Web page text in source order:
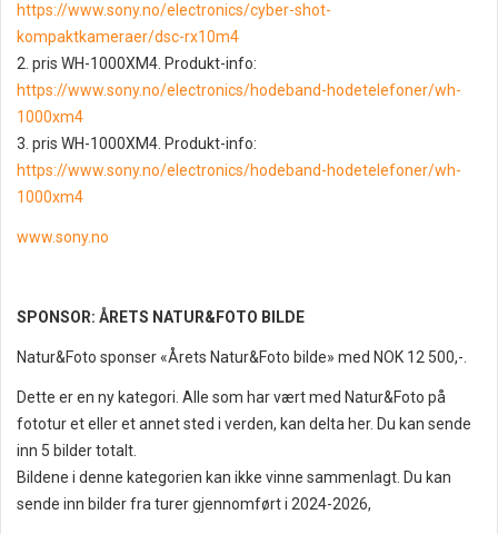
https://www.sony.no/electronics/cyber-shot-
kompaktkameraer/dsc-rx10m4
2. pris WH-1000XM4. Produkt-info:
https://www.sony.no/electronics/hodeband-hodetelefoner/wh-
1000xm4
3. pris WH-1000XM4. Produkt-info:
https://www.sony.no/electronics/hodeband-hodetelefoner/wh-
1000xm4
www.sony.no
SPONSOR: ÅRETS NATUR&FOTO BILDE
Natur&Foto sponser «Årets Natur&Foto bilde» med NOK 12 500,-.
Dette er en ny kategori. Alle som har vært med Natur&Foto på
fototur et eller et annet sted i verden, kan delta her. Du kan sende
inn 5 bilder totalt.
Bildene i denne kategorien kan ikke vinne sammenlagt. Du kan
sende inn bilder fra turer gjennomført i 2024-2026,